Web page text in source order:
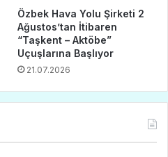
Özbek Hava Yolu Şirketi 2
Ağustos’tan İtibaren
“Taşkent – Aktöbe”
Uçuşlarına Başlıyor
21.07.2026